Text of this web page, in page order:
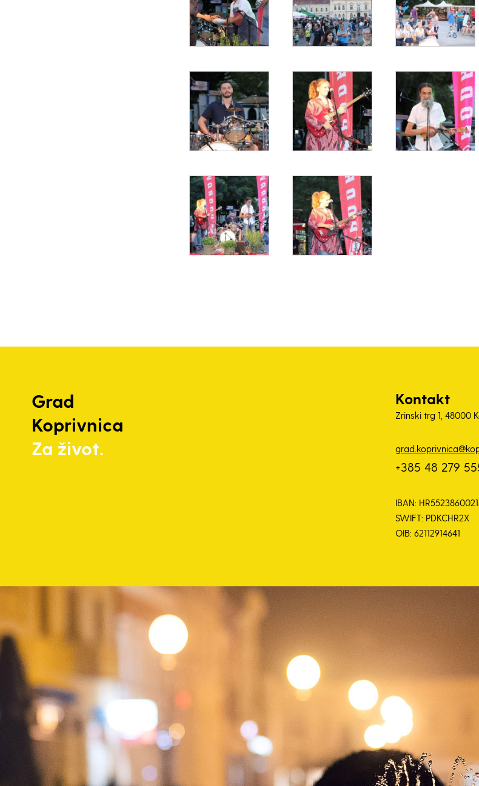
Grad
Koprivnica
Za život.
Kontakt
Zrinski trg 1, 48000
+385 48 279
IBAN:
SWIFT: PDKCHR2X
OIB: 62112914641